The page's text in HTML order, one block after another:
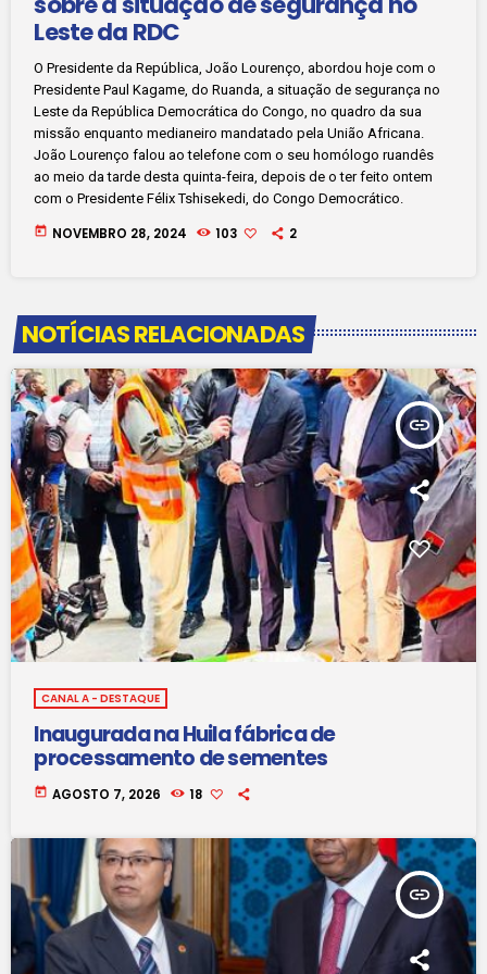
Leste da RDC
O Presidente da República, João Lourenço, abordou hoje com o
Presidente Paul Kagame, do Ruanda, a situação de segurança no
Leste da República Democrática do Congo, no quadro da sua
missão enquanto medianeiro mandatado pela União Africana.
João Lourenço falou ao telefone com o seu homólogo ruandês
ao meio da tarde desta quinta-feira, depois de o ter feito ontem
com o Presidente Félix Tshisekedi, do Congo Democrático.
today NOVEMBRO 28, 2024 103 2
NOTÍCIAS RELACIONADAS
insert_link
CANAL A - DESTAQUE
Inaugurada na Huila fábrica de
processamento de sementes
today AGOSTO 7, 2026 18
insert_link